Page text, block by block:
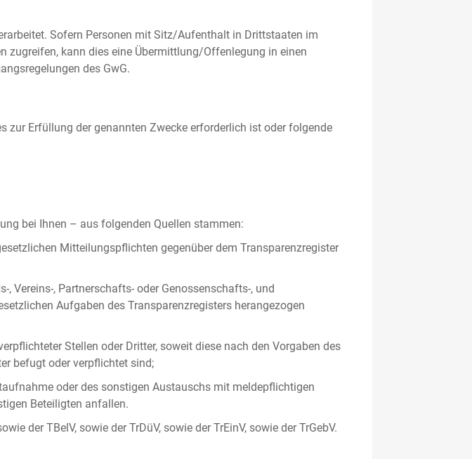
Sofern Personen mit Sitz/Aufenthalt in Drittstaaten im
zugreifen, kann dies eine Übermittlung/Offenlegung in einen
des GwG.
zur Erfüllung der genannten Zwecke erforderlich ist oder folgende
bei Ihnen – aus folgenden Quellen stammen:
Mitteilungspflichten gegenüber dem Transparenzregister
Vereins-, Partnerschafts- oder Genossenschafts-, und
Aufgaben des Transparenzregisters herangezogen
Stellen oder Dritter, soweit diese nach den Vorgaben des
befugt oder verpflichtet sind;
oder des sonstigen Austauschs mit meldepflichtigen
Beteiligten anfallen.
der TBelV, sowie der TrDüV, sowie der TrEinV, sowie der TrGebV.